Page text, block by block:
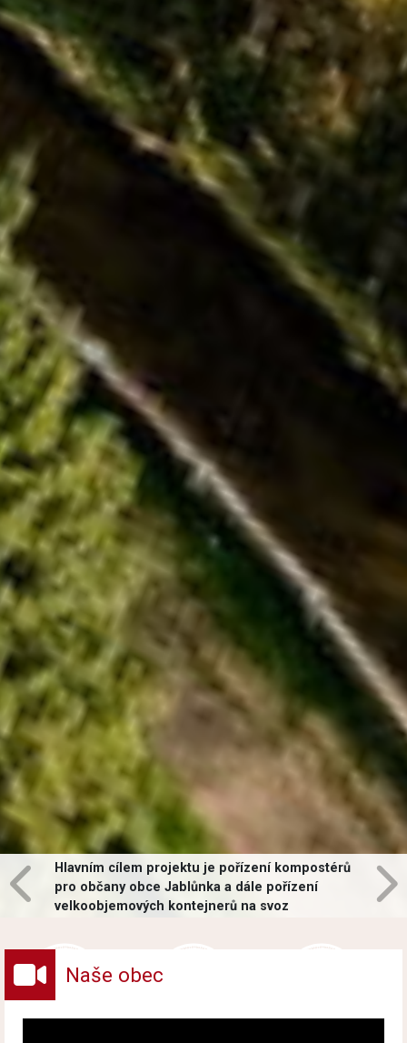
Hlavním cílem projektu je pořízení kompostérů
pro občany obce Jablůnka a dále pořízení
velkoobjemových kontejnerů na svoz
Naše obec